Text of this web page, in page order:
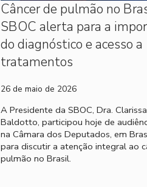
Câncer de pulmão no
SBOC alerta para a
do diagnóstico e acesso a
tratamentos
26 de maio de 2026
A Presidente da SBOC, Dra. Clarissa
Baldotto, participou hoje de
na Câmara dos Deputados, em
para discutir a atenção integral ao
pulmão no Brasil.